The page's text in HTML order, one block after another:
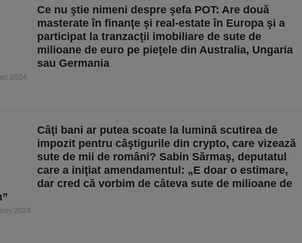
Ce nu ştie nimeni despre şefa POT: Are două
masterate în finanţe şi real-estate în Europa şi a
participat la tranzacţii imobiliare de sute de
milioane de euro pe pieţele din Australia, Ungaria
sau Germania
2024
Câţi bani ar putea scoate la lumină scutirea de
impozit pentru câştigurile din crypto, care vizează
sute de mii de români? Sabin Sărmaş, deputatul
care a iniţiat amendamentul: „E doar o estimare,
dar cred că vorbim de câteva sute de milioane de
2024